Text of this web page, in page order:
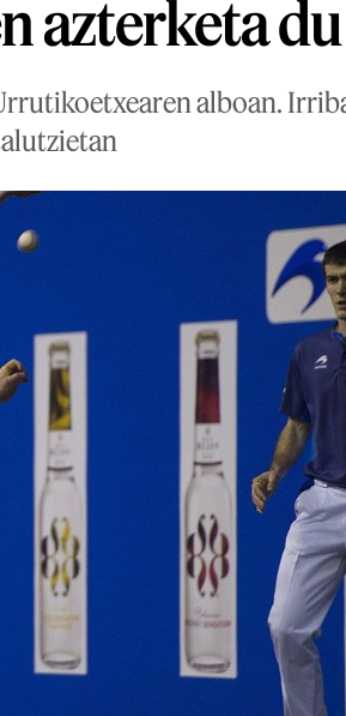
azterketa du
alboan.